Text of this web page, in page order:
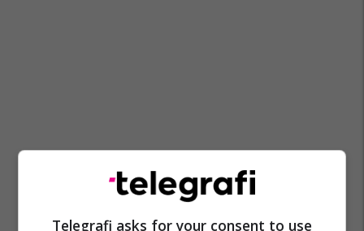
Telegrafi asks for your consent to use